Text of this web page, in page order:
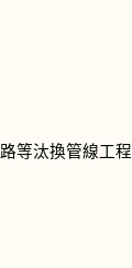
等汰換管線工程